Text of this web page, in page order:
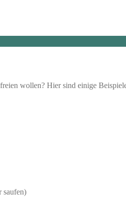
wollen? Hier sind einige
saufen)